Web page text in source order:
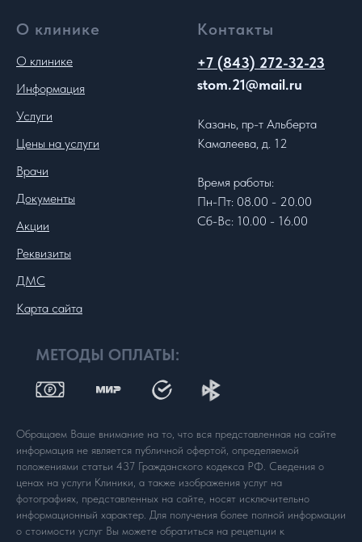
О клинике
О клинике
Информация
Услуги
Цены на услуги
Врачи
Документы
Акции
Реквизиты
ДМС
Карта сайта
Контакты
+7 (843) 272-32-23
stom.21@mail.ru
Казань, пр-т Альберта
Камалеева, д. 12
Время работы:
Пн-Пт: 08.00 - 20.00
Сб-Вс: 10.00 - 16.00
МЕТОДЫ ОПЛАТЫ:
Обращаем Ваше внимание на то, что вся представленная на сайте
информация не является публичной офертой, определяемой
положениями статьи 437 Гражданского кодекса РФ. Сведения о
ценах на услуги Клиники, а также изображения услуг на
фотографиях, представленных на сайте, носят исключительно
информационный характер. Для получения более полной информации
о стоимости услуг Вы можете обратиться на рецепции к